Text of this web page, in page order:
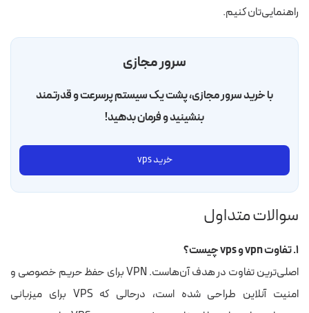
راهنمایی‌تان کنیم.
سرور مجازی
با خرید سرور مجازی، پشت یک سیستم پرسرعت و قدرتمند
بنشینید و فرمان بدهید!
خرید vps
سوالات متداول
۱. تفاوت vpn و vps چیست؟
اصلی‌ترین تفاوت در هدف آن‌هاست. VPN برای حفظ حریم خصوصی و
امنیت آنلاین طراحی شده است، درحالی که VPS برای میزبانی